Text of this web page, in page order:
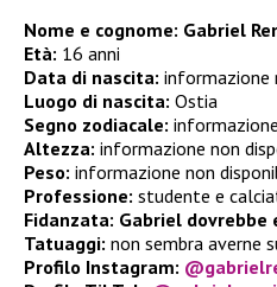
Nome e cognome: Gabriel
Età: 16 anni
Data di nascita: informazione
Luogo di nascita: Ostia
Segno zodiacale:
Altezza: informazione non
Peso: informazione non
Professione: studente e
Fidanzata: Gabriel dovrebbe
Tatuaggi: non sembra averne
Profilo Instagram: